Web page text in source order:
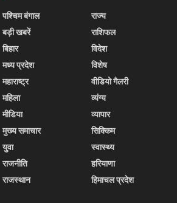
पश्चिम बंगाल
बड़ी खबरें
बिहार
मध्य प्रदेश
महाराष्ट्र
महिला
मीडिया
मुख्य समाचार
युवा
राजनीति
राजस्थान
राज्य
राशिफल
विदेश
विशेष
वीडियो गैलरी
व्यंग्य
व्यापार
सिक्किम
स्वास्थ्य
हरियाणा
हिमाचल प्रदेश